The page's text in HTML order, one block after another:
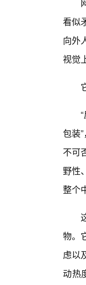
看似
向外
视觉
包装
不可
野性
整个
物。
虑以
动热